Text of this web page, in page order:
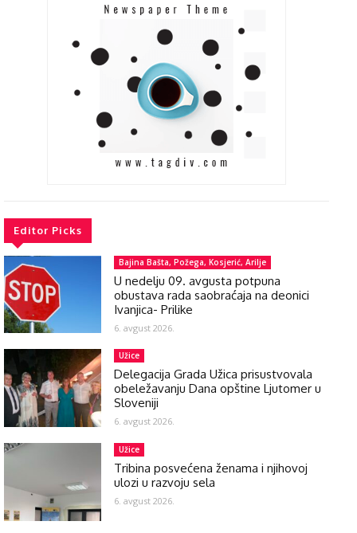
Editor Picks
Bajina Bašta, Požega, Kosjerić, Arilje
U nedelju 09. avgusta potpuna
obustava rada saobraćaja na deonici
Ivanjica- Prilike
6. avgust 2026.
Užice
Delegacija Grada Užica prisustvovala
obeležavanju Dana opštine Ljutomer u
Sloveniji
6. avgust 2026.
Užice
Tribina posvećena ženama i njihovoj
ulozi u razvoju sela
6. avgust 2026.